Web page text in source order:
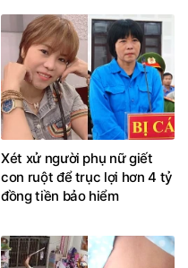
Xét xử người phụ nữ giết
con ruột để trục lợi hơn 4 tỷ
đồng tiền bảo hiểm